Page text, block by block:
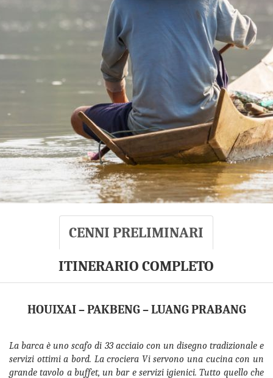
CENNI PRELIMINARI
ITINERARIO COMPLETO
HOUIXAI – PAKBENG – LUANG PRABANG
La barca è uno scafo di 33 acciaio con un disegno tradizionale e
servizi ottimi a bord. La crociera Vi servono una cucina con un
grande tavolo a buffet, un bar e servizi igienici. Tutto quello che